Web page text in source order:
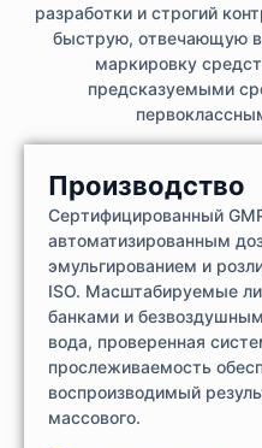
разработки и строгий
быструю, отвечающую
маркировку
предсказуемыми
Производство
Сертифицированный
автоматизированным
эмульгированием и
ISO. Масштабируемые
банками и
вода, проверенная
прослеживаемость
воспроизводимый
массового.